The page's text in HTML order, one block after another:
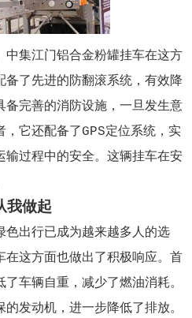
中集江门铝合金粉罐挂车在这方
备了先进的防翻滚系统，有效降
备完善的消防设施，一旦发生意
它还配备了GPS定位系统，实
输过程中的安全。这辆挂车在安
我做起
色出行已成为越来越多人的选
在这方面也做出了积极响应。首
车辆自重，减少了燃油消耗。
发动机，进一步降低了排放。